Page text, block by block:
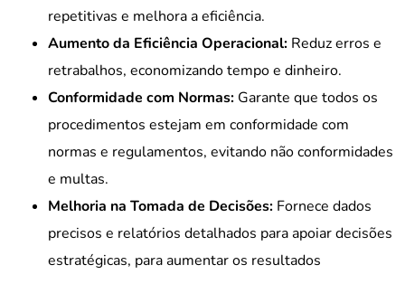
repetitivas e melhora a eficiência.
Aumento da Eficiência Operacional: Reduz erros e
retrabalhos, economizando tempo e dinheiro.
Conformidade com Normas: Garante que todos os
procedimentos estejam em conformidade com
normas e regulamentos, evitando não conformidades
e multas.
Melhoria na Tomada de Decisões: Fornece dados
precisos e relatórios detalhados para apoiar decisões
estratégicas, para aumentar os resultados